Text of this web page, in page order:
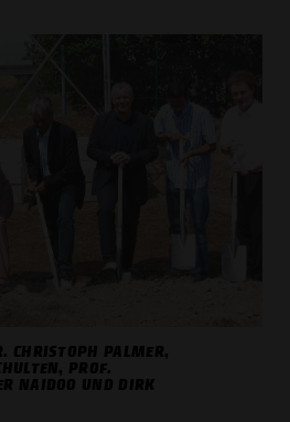
ALLE COOKIES
CHRISTOPH PALMER,
PROF.
NAIDOO UND DIRK